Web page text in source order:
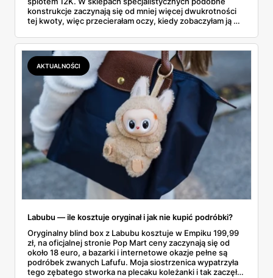
konstrukcje zaczynają się od mniej więcej dwukrotności
tej kwoty, więc przecierałam oczy, kiedy zobaczyłam ją w
najszybciej rosnący sport w Polsce: kortów przybywa
lawinowo, a chętnych jeszcze szybciej. Sprawdziłam, co
dokładnie dostajemy za te pieniądze i komu taka rakieta
faktycznie wystarczy.
AKTUALNOŚCI
Labubu — ile kosztuje oryginał i jak nie kupić podróbki?
Oryginalny blind box z Labubu kosztuje w Empiku 199,99
zł, na oficjalnej stronie Pop Mart ceny zaczynają się od
około 18 euro, a bazarki i internetowe okazje pełne są
podróbek zwanych Lafufu. Moja siostrzenica wypatrzyła
tego zębatego stworka na plecaku koleżanki i tak zaczęło